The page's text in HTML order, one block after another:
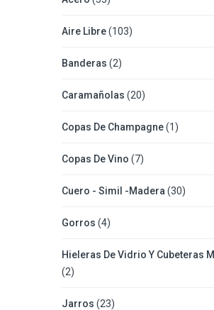
Aire Libre(103)
Banderas (2)
Caramañolas (20)
Copas De Champagne(1)
Copas De Vino (7)
Cuero - Simil -Madera (30)
Gorros (4)
Hieleras De Vidrio Y Cubeteras
(2)
Jarros (23)